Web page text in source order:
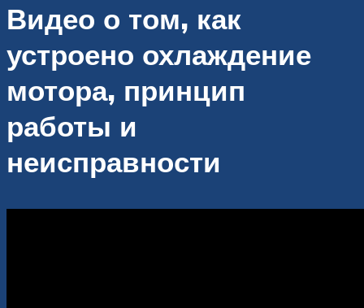
Видео о том, как
устроено охлаждение
мотора, принцип
работы и
неисправности